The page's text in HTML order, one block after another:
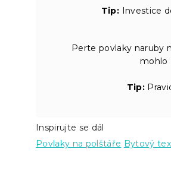
Tip: Investice
Perte povlaky naruby
mohlo
Tip:
Inspirujte se dál
Povlaky na polštáře Bytový